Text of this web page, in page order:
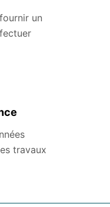
un
travaux